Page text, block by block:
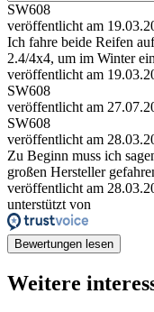
SW608
veröffentlicht am
Ich fahre beide Reifen
2.4/4x4, um im Winter
veröffentlicht am
SW608
veröffentlicht am
SW608
veröffentlicht am
Zu Beginn muss ich
großen Hersteller
veröffentlicht am
unterstützt von
Bewertungen lesen
Weitere